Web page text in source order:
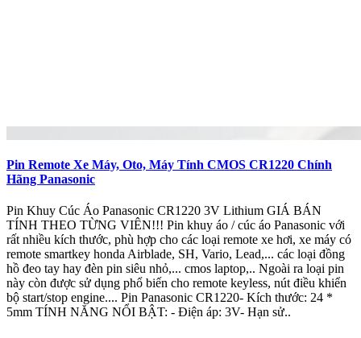
Pin Remote Xe Máy, Oto, Máy Tính CMOS CR1220 Chính
Hãng Panasonic
Pin Khuy Cúc Áo Panasonic CR1220 3V Lithium GIÁ BÁN
TÍNH THEO TỪNG VIÊN!!! Pin khuy áo / cúc áo Panasonic với
rất nhiều kích thước, phù hợp cho các loại remote xe hơi, xe máy có
remote smartkey honda Airblade, SH, Vario, Lead,... các loại đồng
hồ đeo tay hay đèn pin siêu nhỏ,... cmos laptop,.. Ngoài ra loại pin
này còn được sử dụng phổ biến cho remote keyless, nút điều khiển
bộ start/stop engine.... Pin Panasonic CR1220- Kích thước: 24 *
5mm TÍNH NĂNG NỔI BẬT: - Điện áp: 3V- Hạn sử..